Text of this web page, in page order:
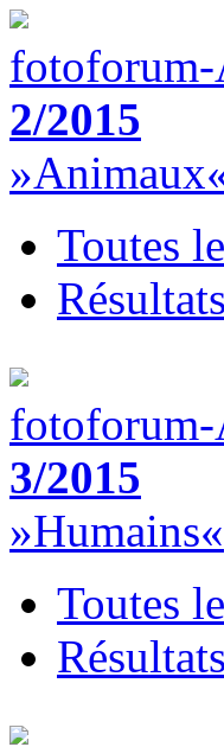
fotoforum-
2/2015
Toutes
Résultats
fotoforum-
3/2015
»Humains«
Toutes
Résultats